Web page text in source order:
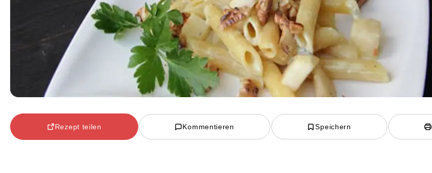
Rezept teilen Kommentieren Speichern